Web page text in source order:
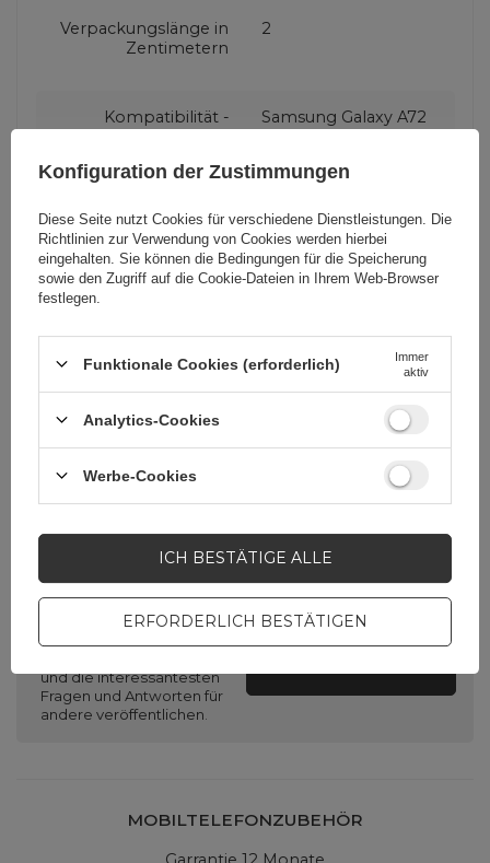
Verpackungslänge in
Zentimetern
2
Kompatibilität -
Samsung Galaxy A72
Verpackung Box
Kompatibilität -
Gerätehersteller
Samsung
Farbe
Brauchen Sie Hilfe? Haben Sie
Fragen?
Stellen Sie eine Frage,
und wir werden
und die interessantesten
Fragen und Antworten für
andere veröffentlichen.
MOBILTELEFONZUBEHÖR
Konfiguration der Zustimmungen
Diese Seite nutzt Cookies für verschiedene Dienstleistungen. Die
Richtlinien zur Verwendung von Cookies werden hierbei
eingehalten. Sie können die Bedingungen für die Speicherung
sowie den Zugriff auf die Cookie-Dateien in Ihrem Web-Browser
festlegen.
Funktionale Cookies (erforderlich)
Immer
aktiv
Analytics-Cookies
Werbe-Cookies
ERFORDERLICH BESTÄTIGEN
ICH BESTÄTIGE ALLE